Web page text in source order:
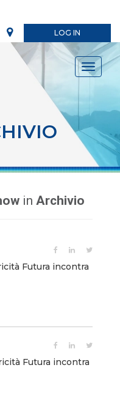
LOG IN
Toggle
in Archivio
Futura incontra
Futura incontra